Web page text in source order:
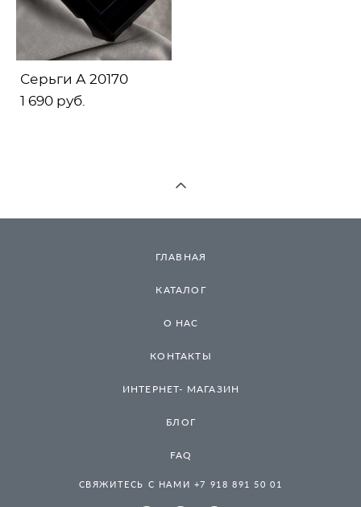
Серьги А 20170
1 690 pуб.
ГЛАВНАЯ
КАТАЛОГ
О НАС
КОНТАКТЫ
ИНТЕРНЕТ- МАГАЗИН
БЛОГ
FAQ
СВЯЖИТЕСЬ С НАМИ +7 918 891 50 01